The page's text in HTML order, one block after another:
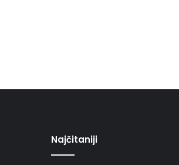
Najčitaniji